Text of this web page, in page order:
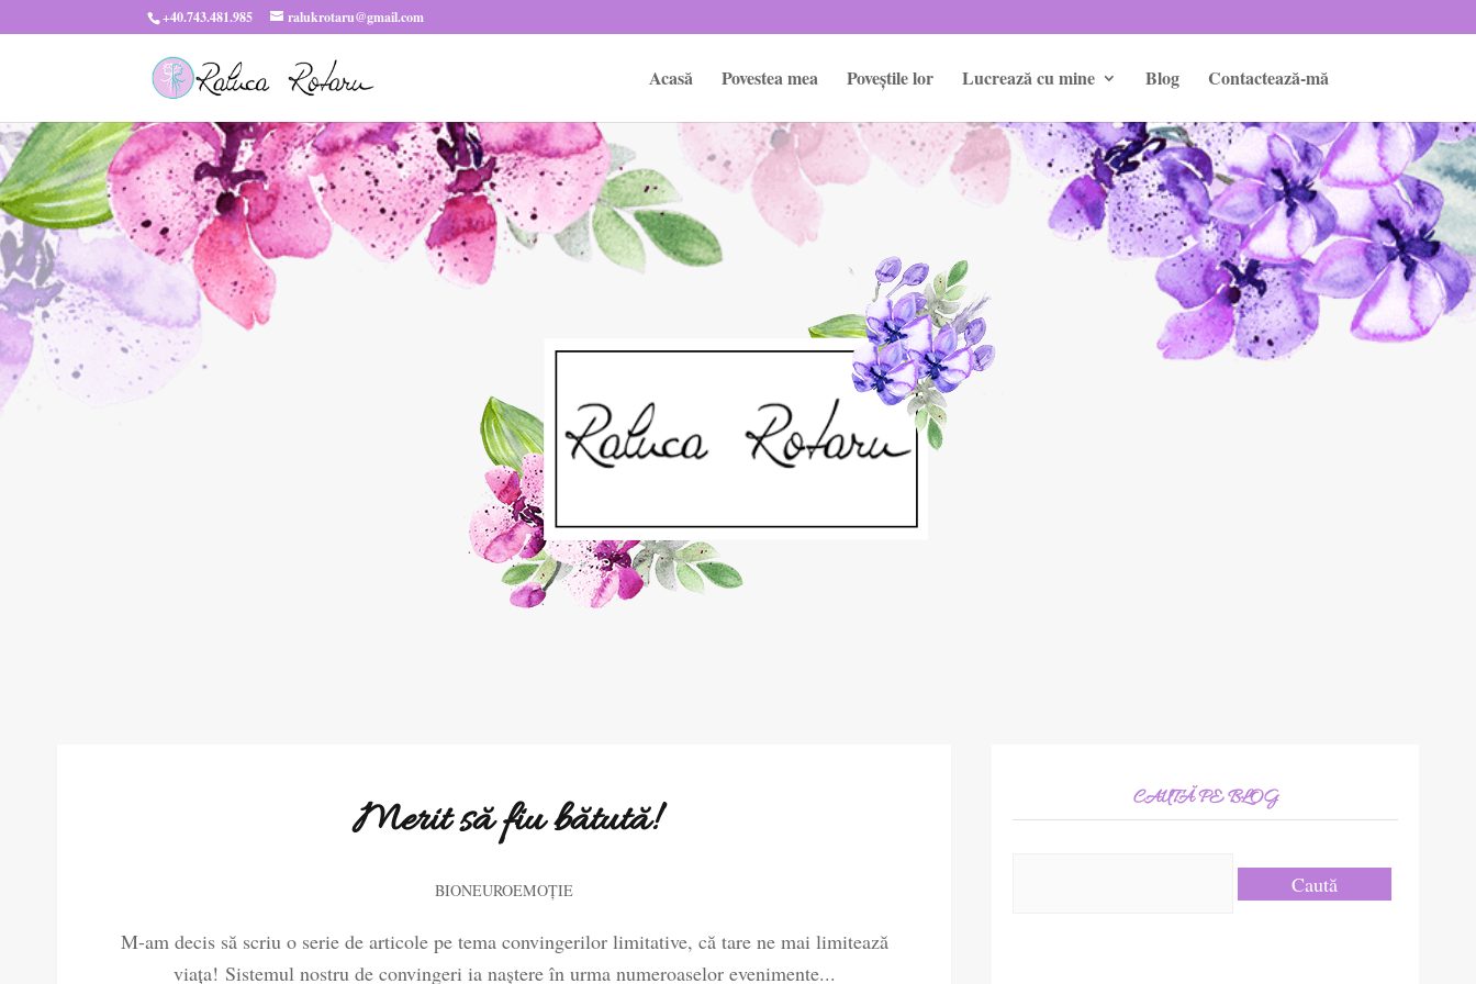
+40.743.481.985 ralukrotaru@gmail.com
Acasă Povestea mea Poveștile lor Lucrează cu mine Blog Contactează-mă
Merit să fiu bătută!
BIONEUROEMOȚIE
M-am decis să scriu o serie de articole pe tema convingerilor limitative, că tare ne mai limitează
viața! Sistemul nostru de convingeri ia naștere în urma numeroaselor evenimente...
CAUTĂ PE BLOG